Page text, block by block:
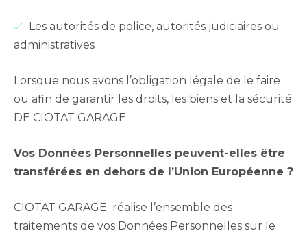
Les autorités de police, autorités judiciaires ou
administratives
Lorsque nous avons l’obligation légale de le faire
ou afin de garantir les droits, les biens et la sécurité
DE CIOTAT GARAGE
Vos Données Personnelles peuvent-elles être
transférées en dehors de l’Union Européenne ?
CIOTAT GARAGE réalise l’ensemble des
traitements de vos Données Personnelles sur le